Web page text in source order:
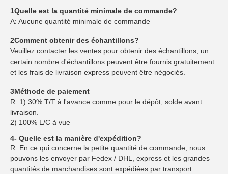
1Quelle est la quantité minimale de commande?
A: Aucune quantité minimale de commande
2Comment obtenir des échantillons?
Veuillez contacter les ventes pour obtenir des échantillons, un
certain nombre d'échantillons peuvent être fournis gratuitement
et les frais de livraison express peuvent être négociés.
3Méthode de paiement
R: 1) 30% T/T à l'avance comme pour le dépôt, solde avant
livraison.
2) 100% L/C à vue
4- Quelle est la manière d'expédition?
R: En ce qui concerne la petite quantité de commande, nous
pouvons les envoyer par Fedex / DHL, express et les grandes
quantités de marchandises sont expédiées par transport